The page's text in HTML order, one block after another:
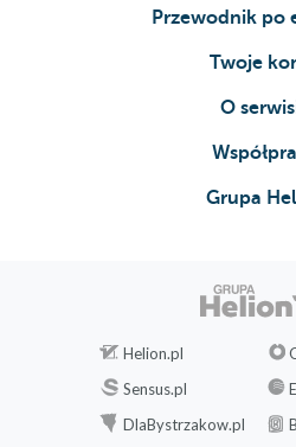
Przewodnik po
Twoje
O
Grupa
Helion.pl
Sensus.pl
DlaBystrzakow.pl